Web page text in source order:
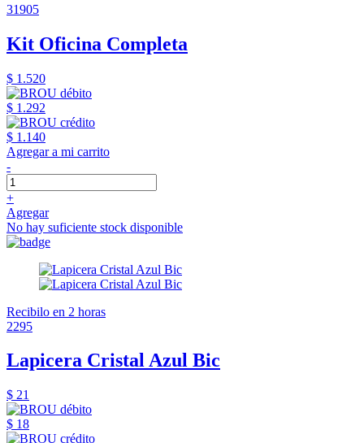
31905
Kit Oficina Completa
$ 1.520
$ 1.292
$ 1.140
Agregar a mi carrito
-
+
Agregar
No hay suficiente stock disponible
Recibilo en 2 horas
2295
Lapicera Cristal Azul Bic
$ 21
$ 18